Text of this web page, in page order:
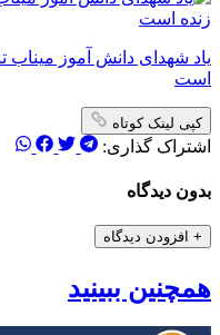
یاد شهدای دانش آموز میناب
است
کپی لینک کوتاه
اشتراک گذاری:
بدون دیدگاه
+ افزودن دیدگاه
همچنین ببینید